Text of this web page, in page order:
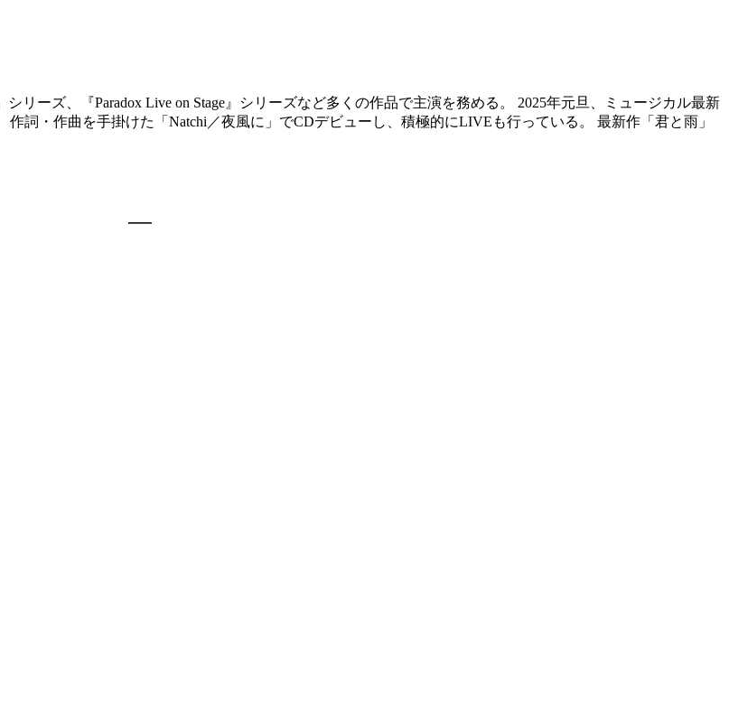
リーズ、『Paradox Live on Stage』シリーズなど多くの作品で主演を務める。 2025年元旦、ミュージカル最新
詞・作曲を手掛けた「Natchi／夜風に」でCDデビューし、積極的にLIVEも行っている。 最新作「君と雨」